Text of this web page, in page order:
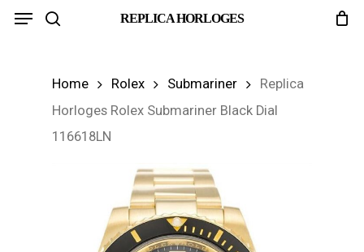
Skip
REPLICA HORLOGES
Menu
Home Rolex Submariner
Replica
Horloges Rolex Submariner Black Dial
116618LN